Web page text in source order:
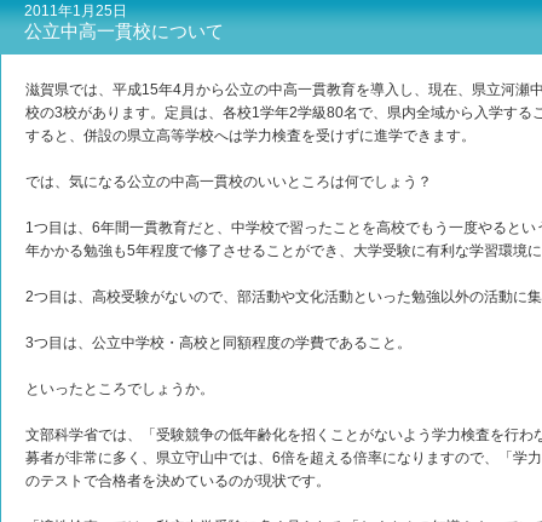
2011年1月25日
公立中高一貫校について
滋賀県では、平成15年4月から公立の中高一貫教育を導入し、現在、県立河瀬
校の3校があります。定員は、各校1学年2学級80名で、県内全域から入学する
すると、併設の県立高等学校へは学力検査を受けずに進学できます。
では、気になる公立の中高一貫校のいいところは何でしょう？
1つ目は、6年間一貫教育だと、中学校で習ったことを高校でもう一度やると
年かかる勉強も5年程度で修了させることができ、大学受験に有利な学習環境
2つ目は、高校受験がないので、部活動や文化活動といった勉強以外の活動に
3つ目は、公立中学校・高校と同額程度の学費であること。
といったところでしょうか。
文部科学省では、「受験競争の低年齢化を招くことがないよう学力検査を行
募者が非常に多く、県立守山中では、6倍を超える倍率になりますので、「学
のテストで合格者を決めているのが現状です。